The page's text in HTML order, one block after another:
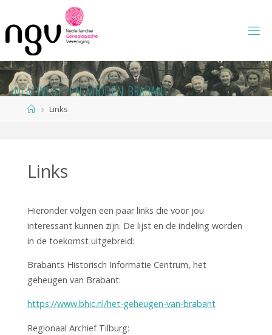
naar
inhoud
NGV WEST- EN MIDDEN BRABANT
HomeLinks
Links
Hieronder volgen een paar links die voor jou
interessant kunnen zijn. De lijst en de indeling worden
in de toekomst uitgebreid:
Brabants Historisch Informatie Centrum, het
geheugen van Brabant:
https://www.bhic.nl/het-geheugen-van-brabant
Regionaal Archief Tilburg: